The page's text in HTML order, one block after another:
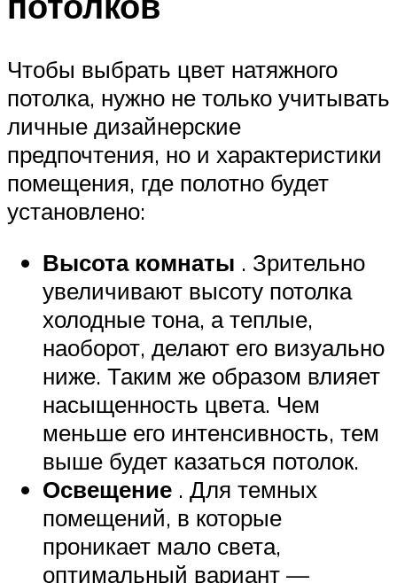
Чтобы выбрать цвет натяжного
потолка, нужно не только учитывать
личные дизайнерские
предпочтения, но и характеристики
помещения, где полотно будет
установлено:
Высота комнаты . Зрительно
увеличивают высоту потолка
холодные тона, а теплые,
наоборот, делают его визуально
ниже. Таким же образом влияет
насыщенность цвета. Чем
меньше его интенсивность, тем
выше будет казаться потолок.
Освещение . Для темных
помещений, в которые
проникает мало света,
оптимальный вариант —